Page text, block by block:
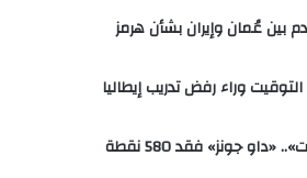
عُمان وإيران بشأن هرمز
وراء رفض تدريب إيطاليا
جونز» فقد 580 نقطة